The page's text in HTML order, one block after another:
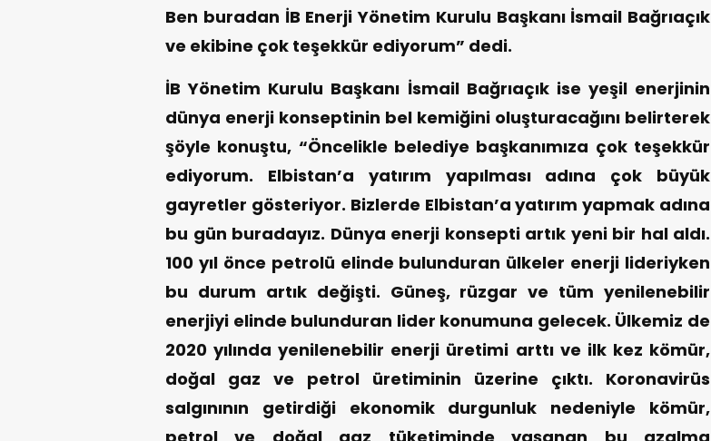
Ben buradan İB Enerji Yönetim Kurulu Başkanı İsmail Bağrıaçık
ve ekibine çok teşekkür ediyorum” dedi.
İB Yönetim Kurulu Başkanı İsmail Bağrıaçık ise yeşil enerjinin
dünya enerji konseptinin bel kemiğini oluşturacağını belirterek
şöyle konuştu, “Öncelikle belediye başkanımıza çok teşekkür
ediyorum. Elbistan’a yatırım yapılması adına çok büyük
gayretler gösteriyor. Bizlerde Elbistan’a yatırım yapmak adına
bu gün buradayız. Dünya enerji konsepti artık yeni bir hal aldı.
100 yıl önce petrolü elinde bulunduran ülkeler enerji lideriyken
bu durum artık değişti. Güneş, rüzgar ve tüm yenilenebilir
enerjiyi elinde bulunduran lider konumuna gelecek. Ülkemiz de
2020 yılında yenilenebilir enerji üretimi arttı ve ilk kez kömür,
doğal gaz ve petrol üretiminin üzerine çıktı. Koronavirüs
salgınının getirdiği ekonomik durgunluk nedeniyle kömür,